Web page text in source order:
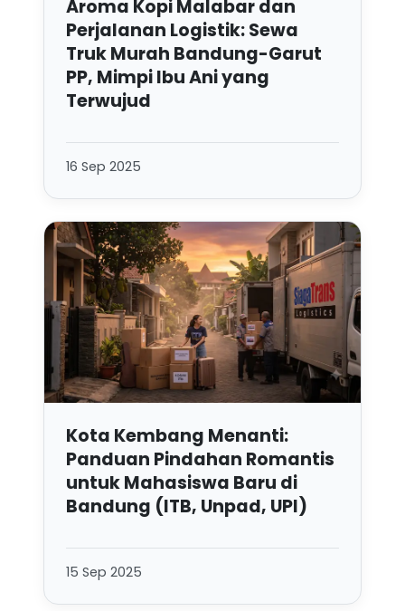
Aroma Kopi Malabar dan
Perjalanan Logistik: Sewa
Truk Murah Bandung-Garut
PP, Mimpi Ibu Ani yang
Terwujud
16 Sep 2025
Kota Kembang Menanti:
Panduan Pindahan Romantis
untuk Mahasiswa Baru di
Bandung (ITB, Unpad, UPI)
15 Sep 2025